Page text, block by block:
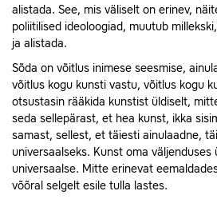
alistada. See, mis väliselt on erinev,
poliitilised ideoloogiad, muutub
ja alistada.
Sõda on võitlus inimese seesmise,
võitlus kogu kunsti vastu, võitlus kogu
otsustasin rääkida kunstist üldiselt,
seda sellepärast, et hea kunst, ikka
samast, sellest, et täiesti ainulaadne,
universaalseks. Kunst oma väljenduses
universaalse. Mitte erinevat
võõral selgelt esile tulla lastes.